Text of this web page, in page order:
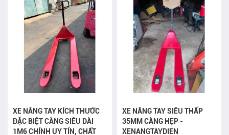
XE NÂNG TAY KÍCH THƯỚC
ĐẶC BIỆT CÀNG SIÊU DÀI
1M6 CHÍNH UY TÍN, CHẤT
XE NÂNG TAY SIÊU THẤP
35MM CÀNG HẸP -
XENANGTAYDIEN